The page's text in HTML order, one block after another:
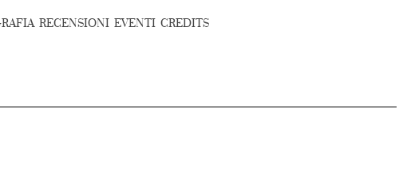
RECENSIONI EVENTI CREDITS